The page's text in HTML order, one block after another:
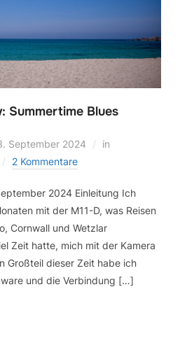
Summertime Blues
September 2024
in
2 Kommentare
2024 Einleitung Ich
mit der M11-D, was Reisen
Cornwall und Wetzlar
Zeit hatte, mich mit der Kamera
Großteil dieser Zeit habe ich
und die Verbindung […]